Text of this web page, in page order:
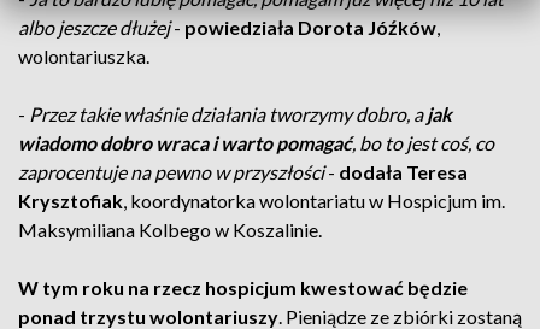
albo jeszcze dłużej- powiedziała Dorota Jóźków,
wolontariuszka.
- Przez takie właśnie działania tworzymy dobro, ajak
wiadomo dobro wraca i warto pomagać, bo to jest coś, co
zaprocentuje na pewno w przyszłości- dodała Teresa
Krysztofiak, koordynatorka wolontariatu w Hospicjum im.
Maksymiliana Kolbego w Koszalinie.
W tym roku na rzecz hospicjum kwestować będzie
ponad trzystu wolontariuszy. Pieniądze ze zbiórki zostaną